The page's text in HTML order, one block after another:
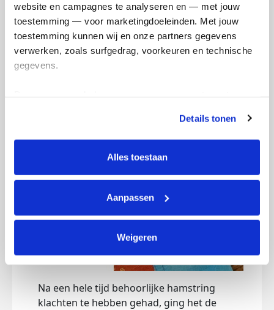
website en campagnes te analyseren en — met jouw
toestemming — voor marketingdoeleinden. Met jouw
toestemming kunnen wij en onze partners gegevens
verwerken, zoals surfgedrag, voorkeuren en technische
gegevens.
tonen. Je kunt je toestemming op elk moment wijzigen of
intrekken via Cookie instellingen onderaan de pagina. De
lijst met cookies is te vinden in het tabblad “details”.
Details tonen
Alles toestaan
Aanpassen
Weigeren
Na een hele tijd behoorlijke hamstring
klachten te hebben gehad, ging het de